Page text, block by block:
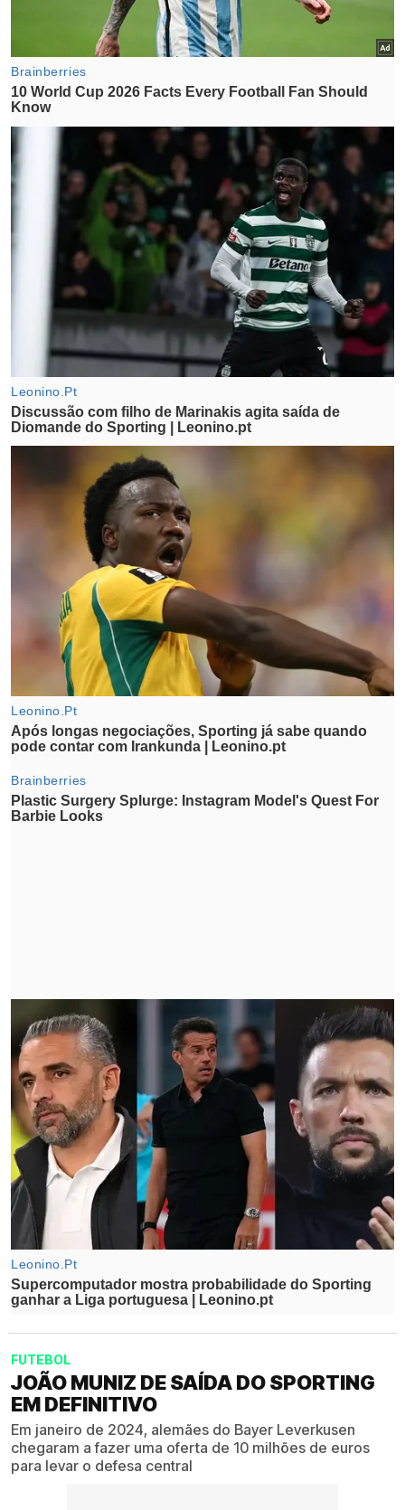
FUTEBOL
JOÃO MUNIZ DE SAÍDA DO SPORTING
EM DEFINITIVO
Em janeiro de 2024, alemães do Bayer Leverkusen
chegaram a fazer uma oferta de 10 milhões de euros
para levar o defesa central